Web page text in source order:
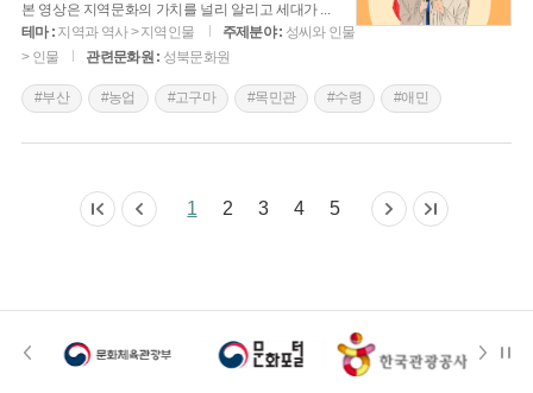
본 영상은 지역문화의 가치를 널리 알리고 세대가 ...
테마 : 지역과 역사 > 지역인물 주제분야 : 성씨와 인물
> 인물
관련문화원 : 성북문화원
#부산 #농업 #고구마 #목민관 #수령 #애민
1 2 3 4 5